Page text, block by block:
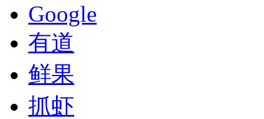
Google
有道
鲜果
抓虾